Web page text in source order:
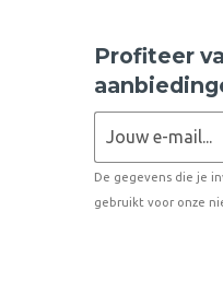
Profiteer
De gegevens die je
gebruikt voor onze